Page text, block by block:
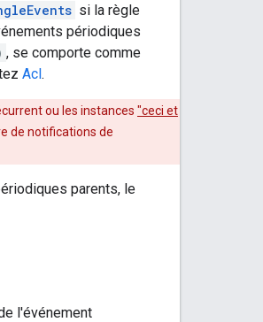
si la règle
périodiques
, se comporte comme
Acl.
ou les instances "ceci et
de notifications de
parents, le
l'événement